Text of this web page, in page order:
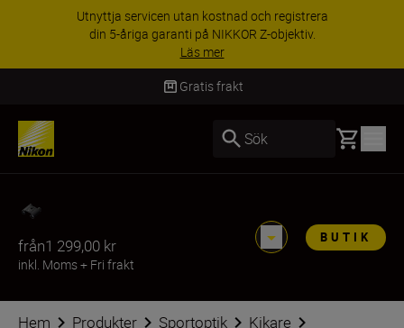
Utnyttja servicen utan kostnad och registrera
din 5-åriga garanti på NIKKOR Z-objektiv.
Läs mer
Gratis frakt
Sök Basket
från1 299,00 kr
inkl. Moms+ Fri frakt
BUTIK
Hem Produkter Sportoptik
Kikare